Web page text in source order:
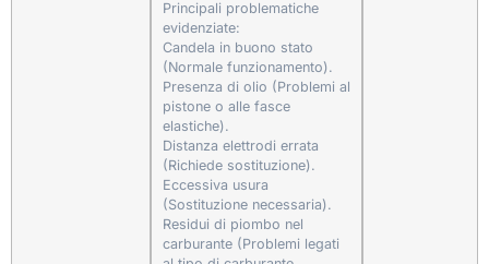
Principali problematiche
evidenziate:
Candela in buono stato
(Normale funzionamento).
Presenza di olio (Problemi al
pistone o alle fasce
elastiche).
Distanza elettrodi errata
(Richiede sostituzione).
Eccessiva usura
(Sostituzione necessaria).
Residui di piombo nel
carburante (Problemi legati